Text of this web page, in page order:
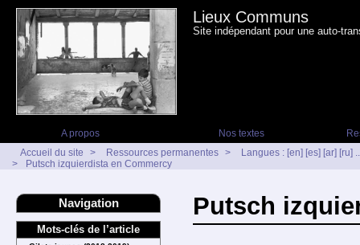
Lieux Communs
Site indépendant pour une auto-
A propos Nos textes
Accueil du site
> Ressources permanentes >
Langues : [en] [es] [ar] [ru]
>
Putsch izquierdista en Commercy
Putsch
Navigation
Mots-clés de l’article